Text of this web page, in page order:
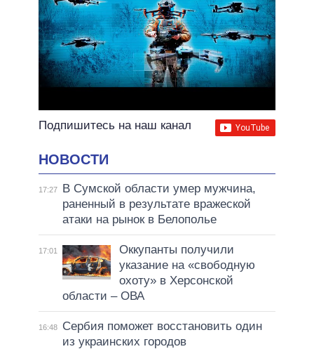
Подпишитесь на наш канал
НОВОСТИ
17:27
В Сумской области умер мужчина,
раненный в результате вражеской
атаки на рынок в Белополье
17:01
Оккупанты получили
указание на «свободную
охоту» в Херсонской
области – ОВА
16:48
Сербия поможет восстановить один
из украинских городов